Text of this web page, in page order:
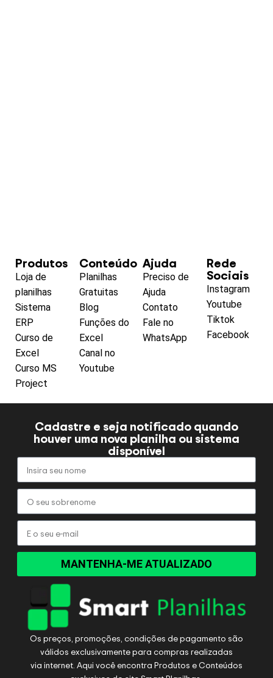
Produtos
Loja de
planilhas
Sistema
ERP
Curso de
Excel
Curso MS
Project
Conteúdo
Planilhas
Gratuitas
Blog
Funções do
Excel
Canal no
Youtube
Ajuda
Preciso de
Ajuda
Contato
Fale no
WhatsApp
Rede
Sociais
Instagram
Youtube
Tiktok
Facebook
Cadastre e seja notificado quando
houver uma nova planilha ou sistema
disponível
MANTENHA-ME ATUALIZADO
Os preços, promoções, condições de pagamento são
válidos exclusivamente para compras realizadas
via internet. Aqui você encontra Produtos e Conteúdos